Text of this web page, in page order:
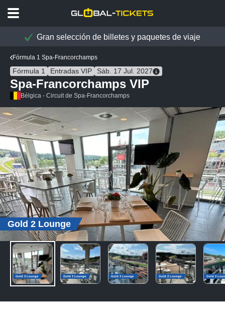
Gran selección de billetes y paquetes de viaje
Fórmula 1 Spa-Francorchamps
Fórmula 1 Entradas VIP Sáb. 17 Jul. 2027
Spa-Francorchamps VIP
Bélgica - Circuit de Spa-Francorchamps
Gold 2 Lounge
Gold 2 Lounge Gold 2 Lounge Gold 2 Lounge Gold 2 Lounge Gold 2